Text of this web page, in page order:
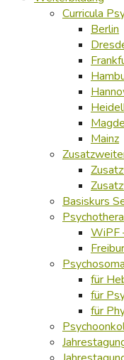
Curricula
Berlin
Mainz
Basiskurs
WiPF
für
für
für